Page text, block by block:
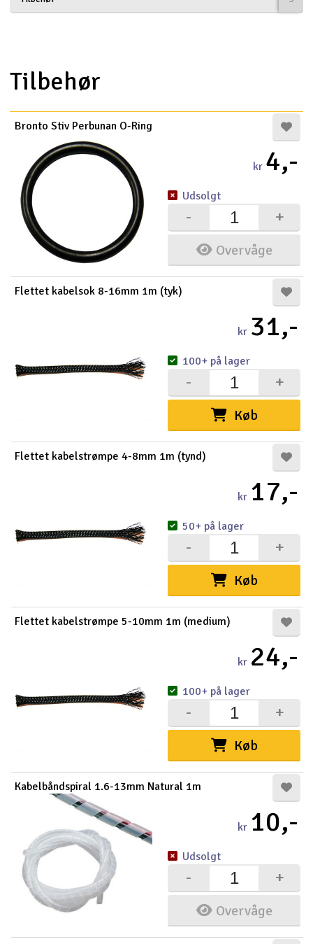
Fly
Helikopter
Kameraudstyr
Modelbygg og byggesæt
Modeljernbane
Raketter
Slot racing
Værktøj, udstyr og tilbehør
Tilbehør
Bronto Stiv Perbunan O-Ring
kr 4,-
Overvåge
+
-
Udsolgt
Flettet kabelsok 8-16mm 1m (tyk)
kr 31,-
Køb
+
-
100+ på lager
Flettet kabelstrømpe 4-8mm 1m (tynd)
kr 17,-
Køb
+
-
50+ på lager
Flettet kabelstrømpe 5-10mm 1m (medium)
kr 24,-
Køb
+
-
100+ på lager
Kabelbåndspiral 1.6-13mm Natural 1m
kr 10,-
Overvåge
+
-
Udsolgt